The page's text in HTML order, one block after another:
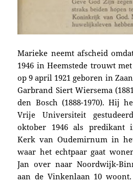
Marieke neemt afscheid
1946 in Heemstede trouwt
op 9 april 1921 geboren in
Garbrand Siert Wiersema
den Bosch (1888-1970). Hij
Vrije Universiteit
oktober 1946 als predikant
Kerk van Oudemirnum in
waar het echtpaar gaat
Jan over naar Noordwijk-
aan de Vinkenlaan 10